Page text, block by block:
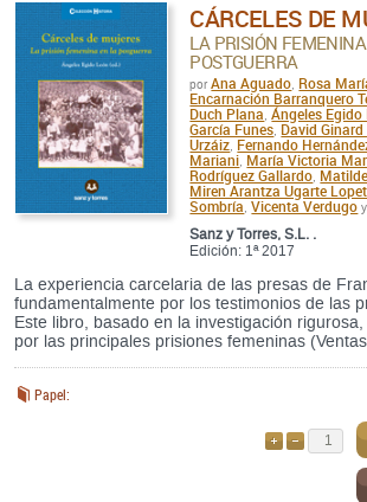
CÁRCELES DE
LA PRISIÓN
POSTGUERRA
por Ana Aguado Rosa
Encarnación Barranquero
Duch Plana Ángeles Egido
García Funes David Ginard
Urzáiz Fernando
Mariani María Victoria
Rodríguez Gallardo
Miren Arantza Ugarte
Sombría ,Vicenta Verdugo y
Sanz y Torres, S.L. .
Edición: 1ª 2017
La experiencia carcelaria de las presas de
fundamentalmente por los testimonios de las
Este libro, basado en la investigación
por las principales prisiones femeninas
Papel: